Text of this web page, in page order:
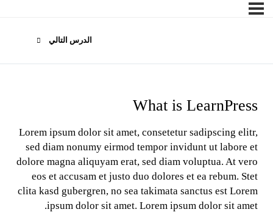
الدرس التالي
What is LearnPress
Lorem ipsum dolor sit amet, consetetur sadipscing elitr,
sed diam nonumy eirmod tempor invidunt ut labore et
dolore magna aliquyam erat, sed diam voluptua. At vero
eos et accusam et justo duo dolores et ea rebum. Stet
clita kasd gubergren, no sea takimata sanctus est Lorem
ipsum dolor sit amet. Lorem ipsum dolor sit amet.